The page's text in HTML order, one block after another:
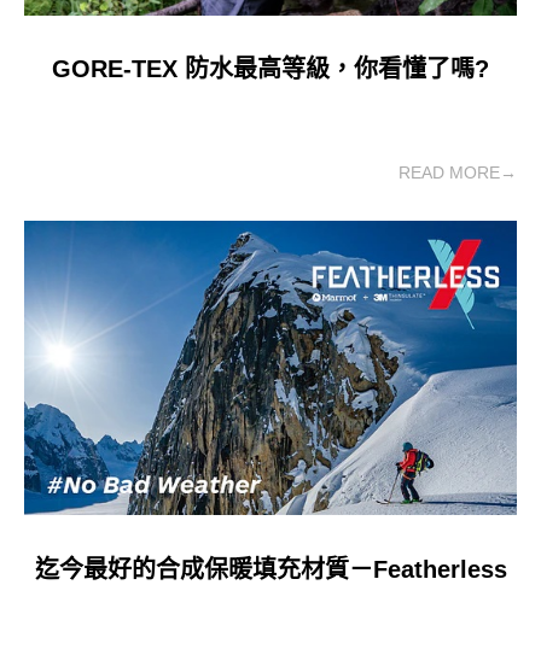
GORE-TEX 防水最高等級，你看懂了嗎?
READ MORE→
迄今最好的合成保暖填充材質－Featherless